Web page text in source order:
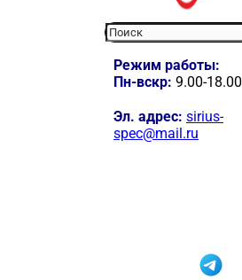
Режим работы:
Пн-вскр: 9.00-18.00
Эл. адрес: sirius-
spec@mail.ru